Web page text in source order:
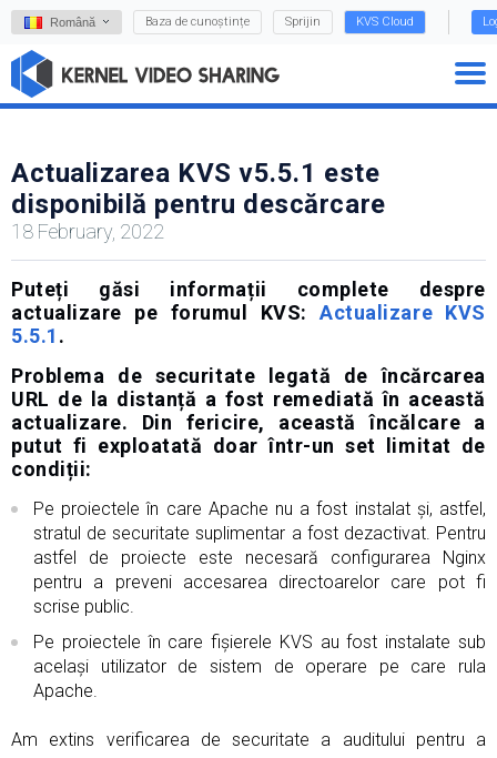
Română Baza de cunoștințe Sprijin KVS Cloud
Actualizarea KVS v5.5.1 este
disponibilă pentru descărcare
18 February, 2022
Puteți găsi informații complete despre
actualizare pe forumul KVS:Actualizare KVS
5.5.1 .
Problema de securitate legată de încărcarea
URL de la distanță a fost remediată în această
actualizare. Din fericire, această încălcare a
putut fi exploatată doar într-un set limitat de
condiții:
Pe proiectele în care Apache nu a fost instalat și, astfel,
stratul de securitate suplimentar a fost dezactivat. Pentru
astfel de proiecte este necesară configurarea Nginx
pentru a preveni accesarea directoarelor care pot fi
scrise public.
Pe proiectele în care fișierele KVS au fost instalate sub
același utilizator de sistem de operare pe care rula
Apache.
Am extins verificarea de securitate a auditului pentru a